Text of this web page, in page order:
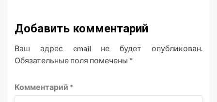
Добавить комментарий
Ваш адрес email не будет опубликован.
Обязательные поля помечены *
Комментарий *